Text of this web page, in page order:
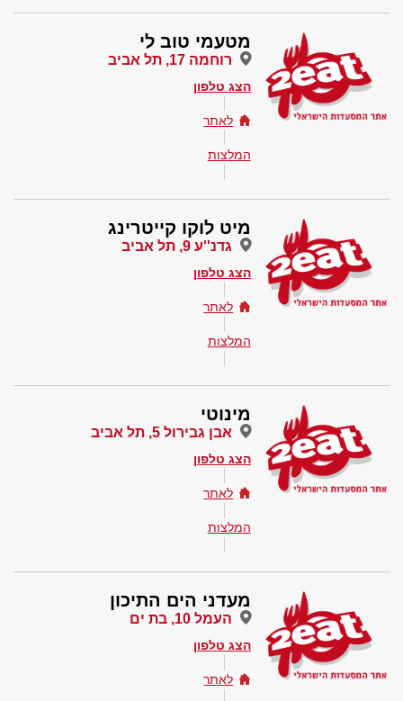
מטעמי טוב לי
רוחמה 17, תל אביב
הצג טלפון
לאתר
המלצות
מיט לוקו קייטרינג
גדנ''ע 9, תל אביב
הצג טלפון
לאתר
המלצות
מינוטי
אבן גבירול 5, תל אביב
הצג טלפון
לאתר
המלצות
מעדני הים התיכון
העמל 10, בת ים
הצג טלפון
לאתר